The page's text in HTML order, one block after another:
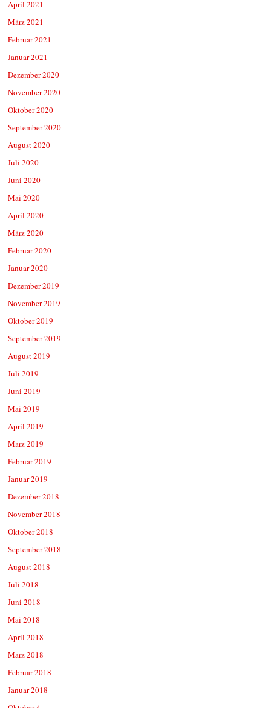
April 2021
März 2021
Februar 2021
Januar 2021
Dezember 2020
November 2020
Oktober 2020
September 2020
August 2020
Juli 2020
Juni 2020
Mai 2020
April 2020
März 2020
Februar 2020
Januar 2020
Dezember 2019
November 2019
Oktober 2019
September 2019
August 2019
Juli 2019
Juni 2019
Mai 2019
April 2019
März 2019
Februar 2019
Januar 2019
Dezember 2018
November 2018
Oktober 2018
September 2018
August 2018
Juli 2018
Juni 2018
Mai 2018
April 2018
März 2018
Februar 2018
Januar 2018